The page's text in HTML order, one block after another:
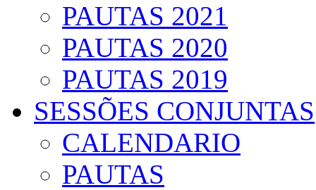
PAUTAS 2021
PAUTAS 2020
PAUTAS 2019
SESSÕES CONJUNTAS
CALENDARIO
PAUTAS